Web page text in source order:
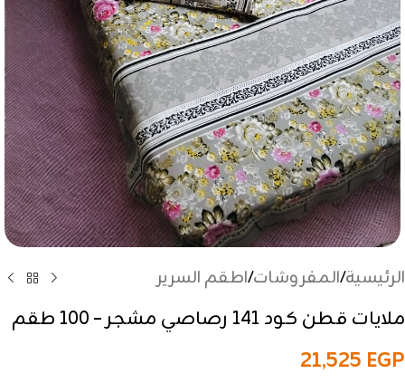
الرئيسية/المفروشات/اطقم السرير
ملايات قطن كود 141 رصاصي مشجر – 100 طقم
21,525 EGP